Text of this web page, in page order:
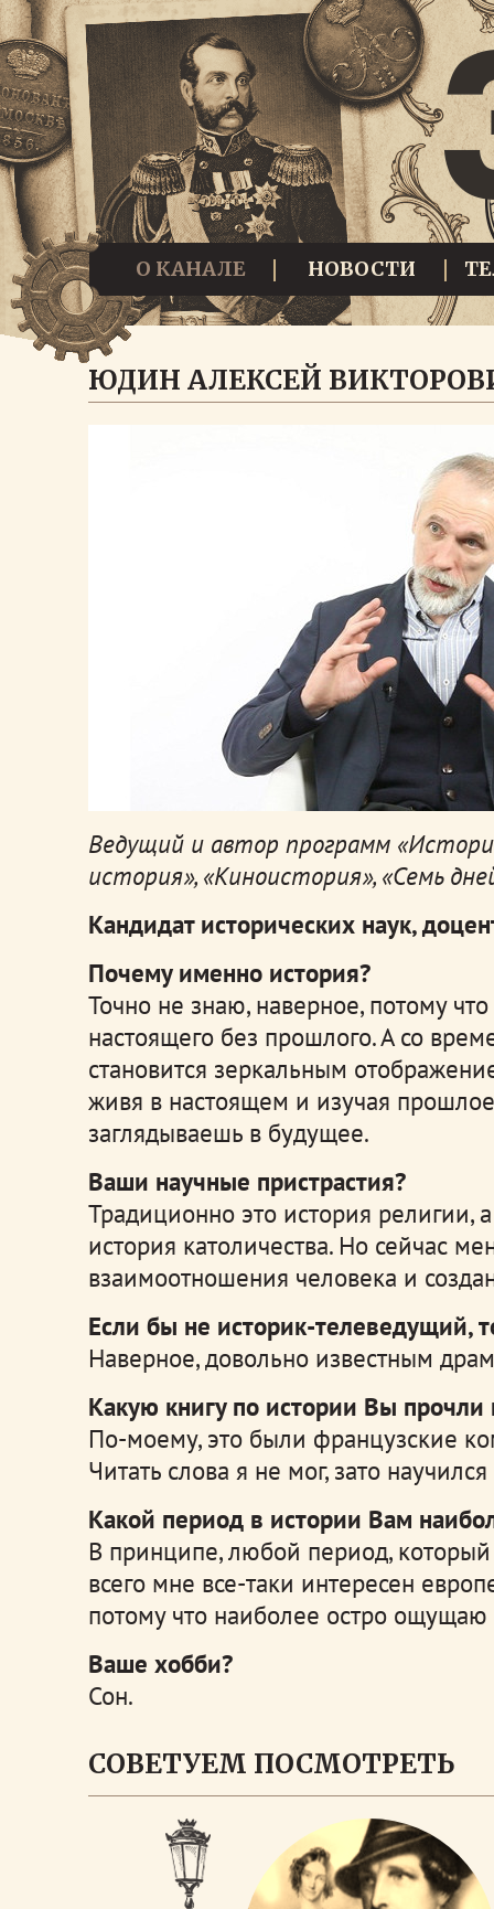
О КАНАЛЕ НОВОСТИ
ЮДИН АЛЕКСЕЙ
Ведущий и автор программ
история», «Киноистория», «Семь
Кандидат исторических наук,
Почему именно история?
Точно не знаю, наверное, потому
настоящего без прошлого. А со
становится зеркальным
живя в настоящем и изучая
заглядываешь в будущее.
Ваши научные пристрастия?
Традиционно это история религии,
история католичества. Но сейчас
взаимоотношения человека и
Если бы не историк-телеведущий,
Наверное, довольно известным
Какую книгу по истории Вы прочли
По-моему, это были французские
Читать слова я не мог, зато
Какой период в истории Вам
В принципе, любой период,
всего мне все-таки интересен
потому что наиболее остро
Ваше хобби?
Сон.
СОВЕТУЕМ ПОСМОТРЕТЬ